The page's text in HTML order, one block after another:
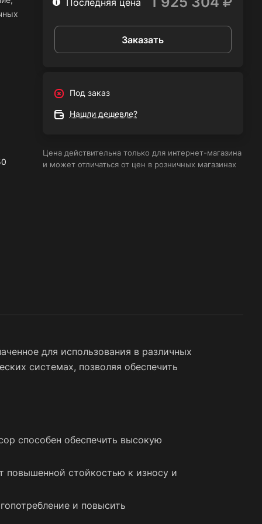
ES
что
Заказать
Под заказ
Нашли дешевле?
Цена действительна только для интернет-магазина
и может отличаться от цен в розничных магазинах
для использования в различных
системах, позволяя обеспечить
способен обеспечить высокую
повышенной стойкостью к износу и
и повысить